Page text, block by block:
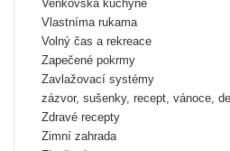
Venkovská kuchyně
Vlastníma rukama
Volný čas a rekreace
Zapečené pokrmy
Zavlažovací systémy
zázvor, sušenky, recept, vánoce,
Zdravé recepty
Zimní zahrada